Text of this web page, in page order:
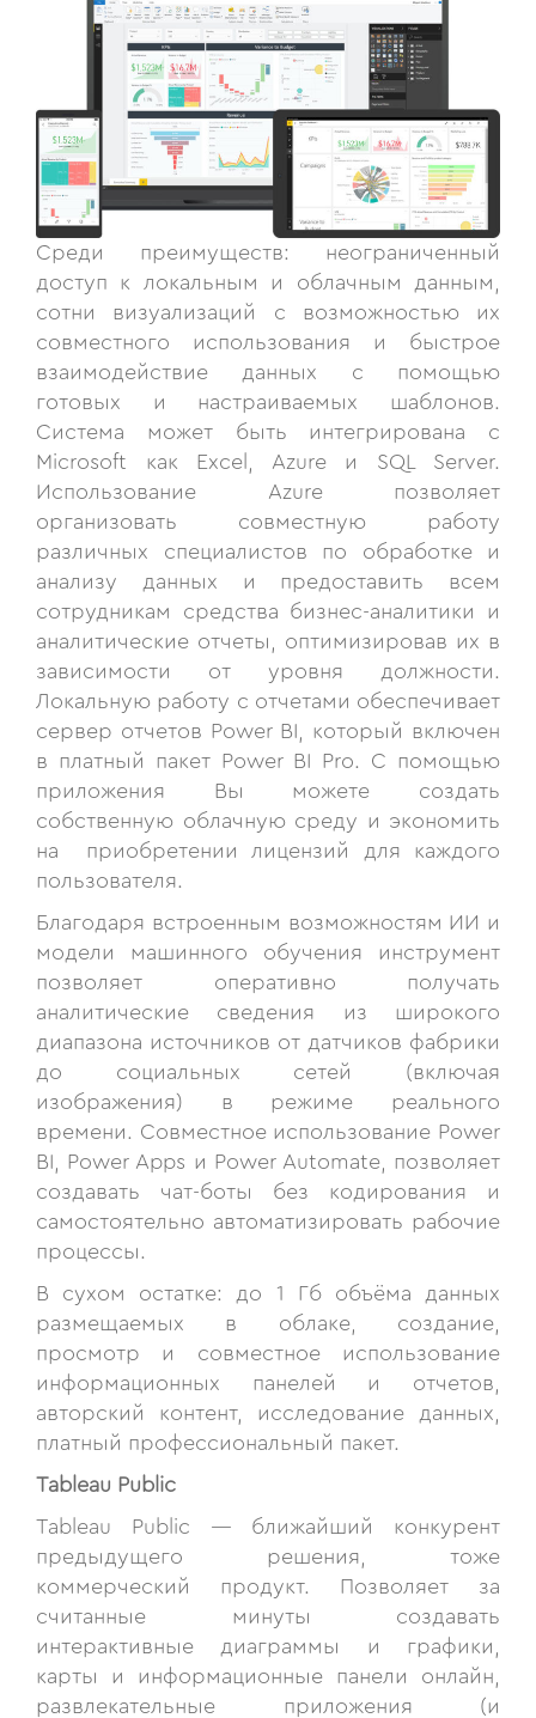
Среди преимуществ: неограниченный
доступ к локальным и облачным данным,
сотни визуализаций с возможностью их
совместного использования и быстрое
взаимодействие данных с помощью
готовых и настраиваемых шаблонов.
Система может быть интегрирована с
Microsoft как Excel, Azure и SQL Server.
Использование Azure позволяет
организовать совместную работу
различных специалистов по обработке и
анализу данных и предоставить всем
сотрудникам средства бизнес-аналитики и
аналитические отчеты, оптимизировав их в
зависимости от уровня должности.
Локальную работу с отчетами обеспечивает
сервер отчетов Power BI, который включен
в платный пакет Power BI Pro. C помощью
приложения Вы можете создать
собственную облачную среду и экономить
на приобретении лицензий для каждого
пользователя.
Благодаря встроенным возможностям ИИ и
модели машинного обучения инструмент
позволяет оперативно получать
аналитические сведения из широкого
диапазона источников от датчиков фабрики
до социальных сетей (включая
изображения) в режиме реального
времени. Совместное использование Power
BI, Power Apps и Power Automate, позволяет
создавать чат-боты без кодирования и
самостоятельно автоматизировать рабочие
процессы.
В сухом остатке: до 1 Гб объёма данных
размещаемых в облаке, создание,
просмотр и совместное использование
информационных панелей и отчетов,
авторский контент, исследование данных,
платный профессиональный пакет.
Tableau Public
Tableau Public — ближайший конкурент
предыдущего решения, тоже
коммерческий продукт. Позволяет за
считанные минуты создавать
интерактивные диаграммы и графики,
карты и информационные панели онлайн,
развлекательные приложения (и